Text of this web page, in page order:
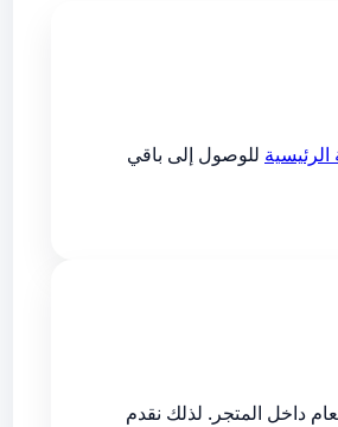
للوصول إلى باقي
داخل المتجر. لذلك نقدم